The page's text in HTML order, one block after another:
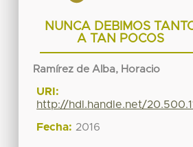
NUNCA DEBIMOS
A TAN POCOS
Ramírez de Alba, Horacio
URI:
http://hdl.handle.net/
Fecha: 2016